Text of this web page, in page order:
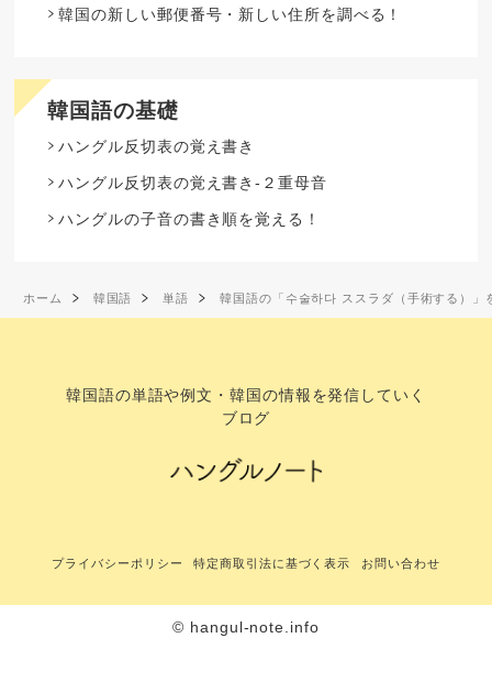
韓国の新しい郵便番号・新しい住所を調べる！
韓国語の基礎
ハングル反切表の覚え書き
ハングル反切表の覚え書き-２重母音
ハングルの子音の書き順を覚える！
ホーム 韓国語 単語 韓国語の「수술하다 ススラダ（手術する）」
韓国語の単語や例文・韓国の情報を発信していく
ブログ
プライバシーポリシー 特定商取引法に基づく表示 お問い合わせ
© hangul-note.info